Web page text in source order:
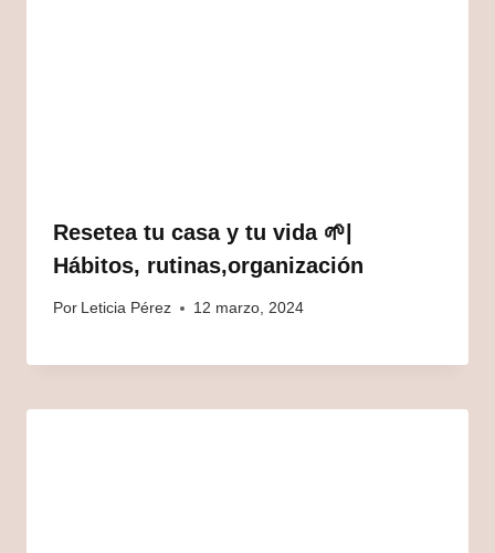
Resetea tu casa y tu vida 🌱|
Hábitos, rutinas,organización
Por Leticia Pérez 12 marzo, 2024